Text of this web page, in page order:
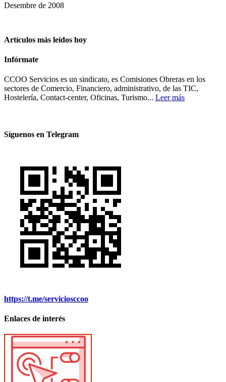
Desembre de 2008
Artículos más leídos hoy
Infórmate
CCOO Servicios es un sindicato, es Comisiones Obreras en los
sectores de Comercio, Financiero, administrativo, de las TIC,
Hostelería, Contact-center, Oficinas, Turismo... Leer más
Síguenos en Telegram
https://t.me/serviciosccoo
Enlaces de interés